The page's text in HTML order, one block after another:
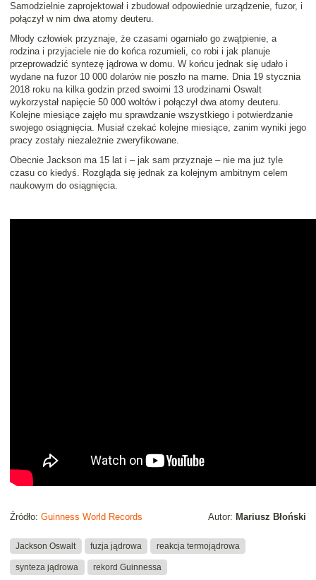
Samodzielnie zaprojektował i zbudował odpowiednie urządzenie, fuzor, i
połączył w nim dwa atomy deuteru.
Młody człowiek przyznaje, że czasami ogarniało go zwątpienie, a
rodzina i przyjaciele nie do końca rozumieli, co robi i jak planuje
przeprowadzić syntezę jądrowa w domu. W końcu jednak się udało i
wydane na fuzor 10 000 dolarów nie poszło na marne. Dnia 19 stycznia
2018 roku na kilka godzin przed swoimi 13 urodzinami Oswalt
wykorzystał napięcie 50 000 woltów i połączył dwa atomy deuteru.
Kolejne miesiące zajęło mu sprawdzanie wszystkiego i potwierdzanie
swojego osiągnięcia. Musiał czekać kolejne miesiące, zanim wyniki jego
pracy zostały niezależnie zweryfikowane.
Obecnie Jackson ma 15 lat i – jak sam przyznaje – nie ma już tyle
czasu co kiedyś. Rozgląda się jednak za kolejnym ambitnym celem
naukowym do osiągnięcia.
Autor: Mariusz Błoński
Źródło: Guinness World Records
Jackson Oswalt fuzja jądrowa reakcja termojądrowa
synteza jądrowa rekord Guinnessa